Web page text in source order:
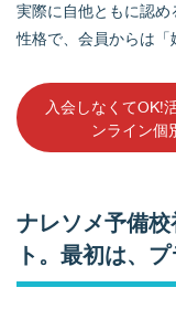
実際に自他ともに認
性格で、会員からは「
入会しなくてOK!
ンライン個
ナレソメ予備
ト。最初は、